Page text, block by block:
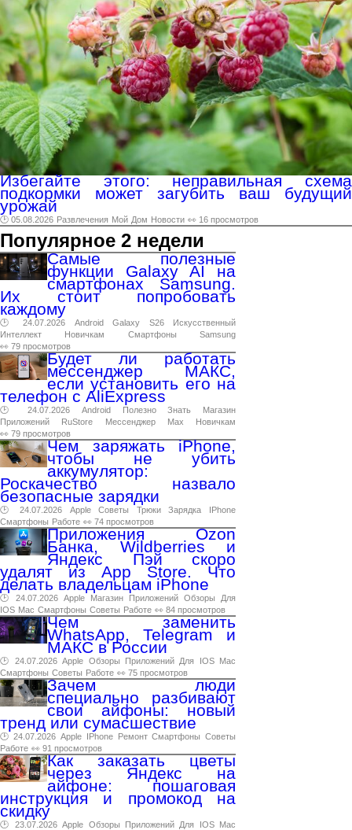
Избегайте этого: неправильная схема
подкормки может загубить ваш будущий
урожай
🕑 05.08.2026 Развлечения Мой Дом Новости 👀 16 просмотров
Популярное 2 недели
Самые полезные
функции Galaxy AI на
смартфонах Samsung.
Их стоит попробовать
каждому
🕑 24.07.2026 Android Galaxy S26
Искусственный
Интеллект
Новичкам Смартфоны
Samsung
👀 79 просмотров
Будет ли работать
мессенджер МАКС,
если установить его на
телефон с AliExpress
🕑 24.07.2026 Android Полезно Знать
Магазин
Приложений
RuStore Мессенджер Max
Новичкам
👀 79 просмотров
Чем заряжать iPhone,
чтобы не убить
аккумулятор:
Роскачество назвало
безопасные зарядки
🕑 24.07.2026 Apple Советы Трюки Зарядка
IPhone
Смартфоны Работе 👀 74 просмотров
Приложения Ozon
Банка, Wildberries и
Яндекс Пэй скоро
удалят из App Store. Что
делать владельцам iPhone
🕑 24.07.2026 Apple Магазин Приложений Обзоры
Для
IOS Mac Смартфоны Советы Работе 👀 84 просмотров
Чем заменить
WhatsApp, Telegram и
МАКС в России
🕑 24.07.2026 Apple Обзоры Приложений Для IOS
Mac
Смартфоны Советы Работе 👀 75 просмотров
Зачем люди
специально разбивают
свои айфоны: новый
тренд или сумасшествие
🕑 24.07.2026 Apple IPhone Ремонт Смартфоны Советы
Работе 👀 91 просмотров
Как заказать цветы
через Яндекс на
айфоне: пошаговая
инструкция и промокод на
скидку
🕑 23.07.2026 Apple Обзоры Приложений Для IOS
Mac